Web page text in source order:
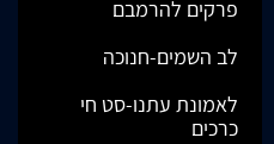
פרקים להרמבם
לב השמים-חנוכה
לאמונת עתנו-סט חי
כרכים